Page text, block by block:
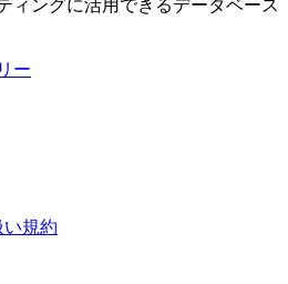
ィングに活用できるデータベース
い規約